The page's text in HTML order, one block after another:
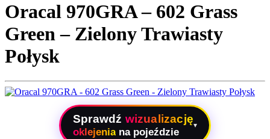
Oracal 970GRA – 602 Grass
Green – Zielony Trawiasty
Połysk
Sprawdź wizualizację
oklejenia na pojeździe
▾